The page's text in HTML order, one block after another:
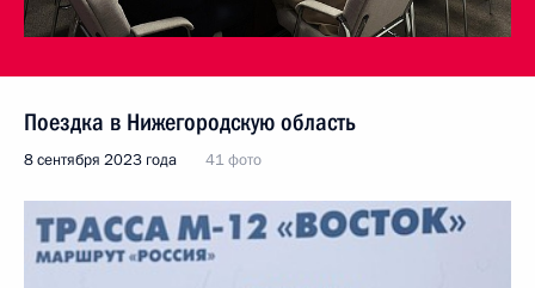
Поездка в Нижегородскую область
8 сентября 2023 года 41 фото